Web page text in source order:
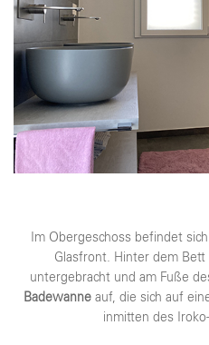
Im Obergeschoss befindet
Glasfront. Hinter dem Bett
untergebracht und am Fuße
Badewanne auf, die sich auf
inmitten des